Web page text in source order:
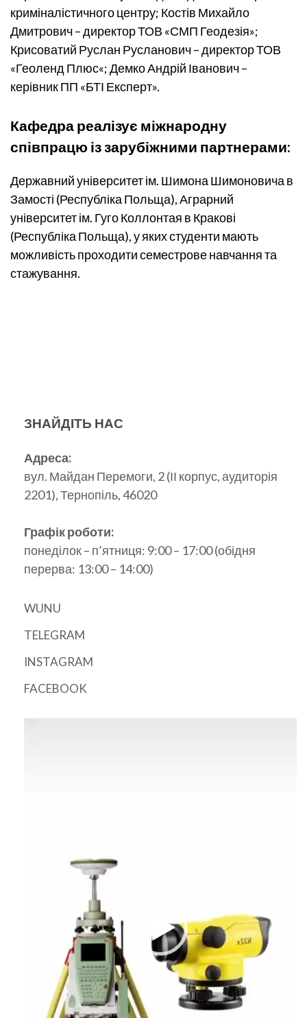
криміналістичного центру; Костів Михайло
Дмитрович – директор ТОВ «СМП Геодезія»;
Крисоватий Руслан Русланович – директор ТОВ
«Геоленд Плюс«; Демко Андрій Іванович –
керівник ПП «БТІ Експерт».
Кафедра реалізує міжнародну
співпрацю із зарубіжними партнерами:
Державний університет ім. Шимона Шимоновича в
Замості (Республіка Польща), Аграрний
університет ім. Гуго Коллонтая в Кракові
(Республіка Польща), у яких студенти мають
можливість проходити семестрове навчання та
стажування.
ЗНАЙДІТЬ НАС
Адреса:
вул. Майдан Перемоги, 2 (ІІ корпус, аудиторія
2201), Тернопіль, 46020
Графік роботи:
понеділок – п’ятниця: 9:00 – 17:00 (обідня
перерва: 13:00 – 14:00)
WUNU
TELEGRAM
INSTAGRAM
FACEBOOK